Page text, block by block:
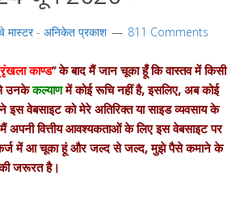
मास्टर - अनिकेत प्रकाश 811 Comments
काण्ड” के बाद मैं जान चूका हूँ कि वास्तव में किसी
उनकेकल्याणमें कोई रूचि नहीं है, इसलिए, अब कोई
इस वेबसाइट को मेरे अतिरिक्त या साइड व्यवसाय के
अपनी वित्तीय आवश्यकताओं के लिए इस वेबसाइट पर
कर्ज में आ चूका हूं और जल्द से जल्द, मुझे पैसे कमाने के
जरूरत है।